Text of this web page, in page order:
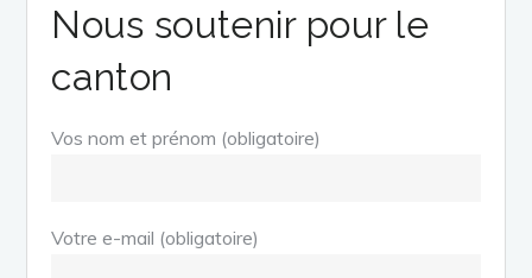
Nous soutenir pour le
canton
Vos nom et prénom (obligatoire)
Votre e-mail (obligatoire)